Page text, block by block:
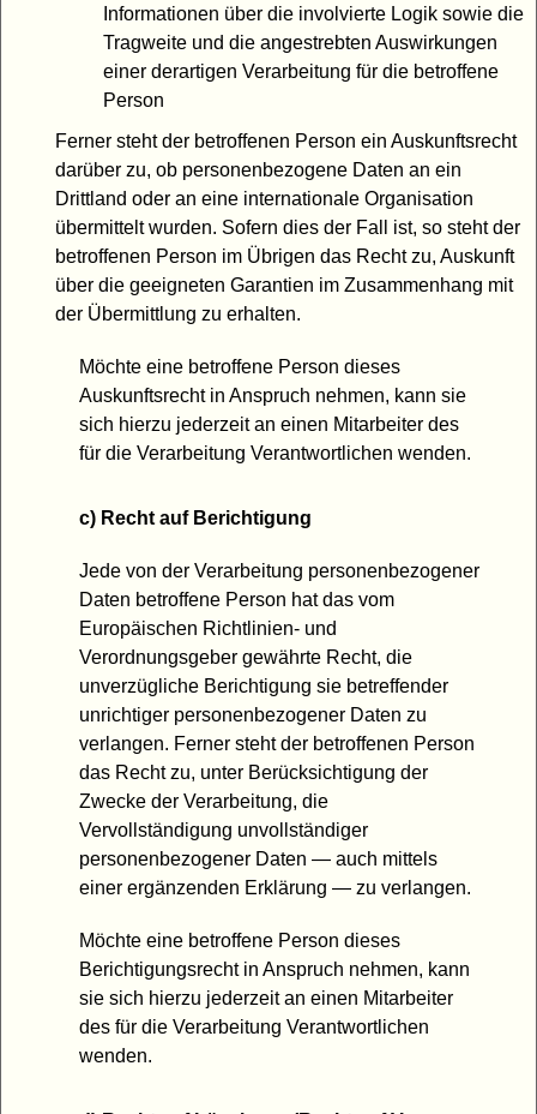
Informationen über die involvierte Logik sowie die
Tragweite und die angestrebten Auswirkungen
einer derartigen Verarbeitung für die betroffene
Person
Ferner steht der betroffenen Person ein Auskunftsrecht
darüber zu, ob personenbezogene Daten an ein
Drittland oder an eine internationale Organisation
übermittelt wurden. Sofern dies der Fall ist, so steht der
betroffenen Person im Übrigen das Recht zu, Auskunft
über die geeigneten Garantien im Zusammenhang mit
der Übermittlung zu erhalten.
Möchte eine betroffene Person dieses
Auskunftsrecht in Anspruch nehmen, kann sie
sich hierzu jederzeit an einen Mitarbeiter des
für die Verarbeitung Verantwortlichen wenden.
c) Recht auf Berichtigung
Jede von der Verarbeitung personenbezogener
Daten betroffene Person hat das vom
Europäischen Richtlinien- und
Verordnungsgeber gewährte Recht, die
unverzügliche Berichtigung sie betreffender
unrichtiger personenbezogener Daten zu
verlangen. Ferner steht der betroffenen Person
das Recht zu, unter Berücksichtigung der
Zwecke der Verarbeitung, die
Vervollständigung unvollständiger
personenbezogener Daten — auch mittels
einer ergänzenden Erklärung — zu verlangen.
Möchte eine betroffene Person dieses
Berichtigungsrecht in Anspruch nehmen, kann
sie sich hierzu jederzeit an einen Mitarbeiter
des für die Verarbeitung Verantwortlichen
wenden.